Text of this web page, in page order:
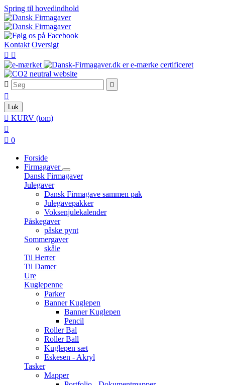
Spring til hovedindhold
Kontakt Oversigt
 
 

Luk
 KURV (tom)

 0
Forside
Firmagaver
Dansk Firmagaver
Julegaver
Dansk Firmagave sammen pak
Julegavepakker
Voksenjulekalender
Påskegaver
påske pynt
Sommergaver
skåle
Til Herrer
Til Damer
Ure
Kuglepenne
Parker
Banner Kuglepen
Banner Kuglepen
Pencil
Roller Bal
Roller Ball
Kuglepen sæt
Eskesen - Akryl
Tasker
Mapper